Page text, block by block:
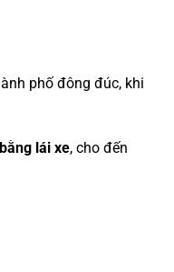
phố đông đúc, khi
lái xe, cho đến